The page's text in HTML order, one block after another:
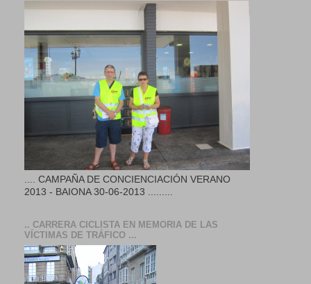
.... CAMPAÑA DE CONCIENCIACIÓN VERANO
2013 - BAIONA 30-06-2013 .........
.. CARRERA CICLISTA EN MEMORIA DE LAS
VÍCTIMAS DE TRÁFICO ...